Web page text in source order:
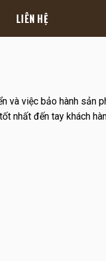
LIÊN HỆ
và việc bảo hành sản
nhất đến tay khách